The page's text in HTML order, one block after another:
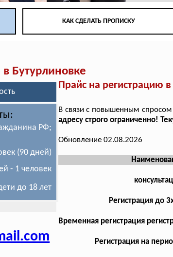
КАК СДЕЛАТЬ ПРОПИСКУ
Бутурлиновке
РФ;
(90 дней)
- 1 человек
до 18 лет
Прайс на регистрацию
В связи с повышенным спросом
адресу строго ограниченно!
Обновление 02.08.2026
Регистрация до
Временная регистрация
Регистрация на